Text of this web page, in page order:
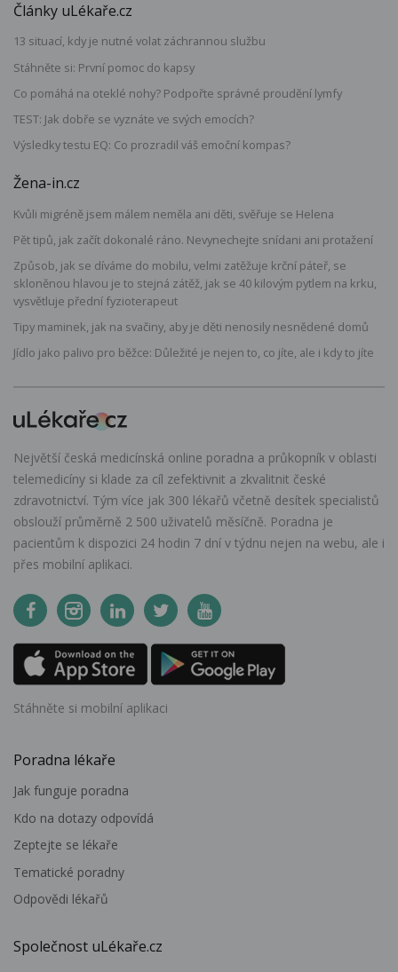
Články uLékaře.cz
13 situací, kdy je nutné volat záchrannou službu
Stáhněte si: První pomoc do kapsy
Co pomáhá na oteklé nohy? Podpořte správné proudění lymfy
TEST: Jak dobře se vyznáte ve svých emocích?
Výsledky testu EQ: Co prozradil váš emoční kompas?
Žena-in.cz
Kvůli migréně jsem málem neměla ani děti, svěřuje se Helena
Pět tipů, jak začít dokonalé ráno. Nevynechejte snídani ani protažení
Způsob, jak se díváme do mobilu, velmi zatěžuje krční páteř, se
skloněnou hlavou je to stejná zátěž, jak se 40 kilovým pytlem na krku,
vysvětluje přední fyzioterapeut
Tipy maminek, jak na svačiny, aby je děti nenosily nesnědené domů
Jídlo jako palivo pro běžce: Důležité je nejen to, co jíte, ale i kdy to jíte
Největší česká medicínská online poradna a průkopník v oblasti
telemedicíny si klade za cíl zefektivnit a zkvalitnit české
zdravotnictví. Tým více jak 300 lékařů včetně desítek specialistů
obslouží průměrně 2 500 uživatelů měsíčně. Poradna je
pacientům k dispozici 24 hodin 7 dní v týdnu nejen na webu, ale i
přes mobilní aplikaci.
Stáhněte si mobilní aplikaci
Poradna lékaře
Jak funguje poradna
Kdo na dotazy odpovídá
Zeptejte se lékaře
Tematické poradny
Odpovědi lékařů
Společnost uLékaře.cz